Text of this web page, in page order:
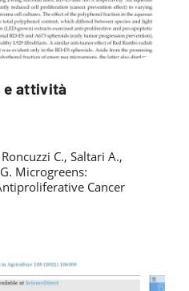
e attività
C., Saltari A.,
Microgreens:
Cancer